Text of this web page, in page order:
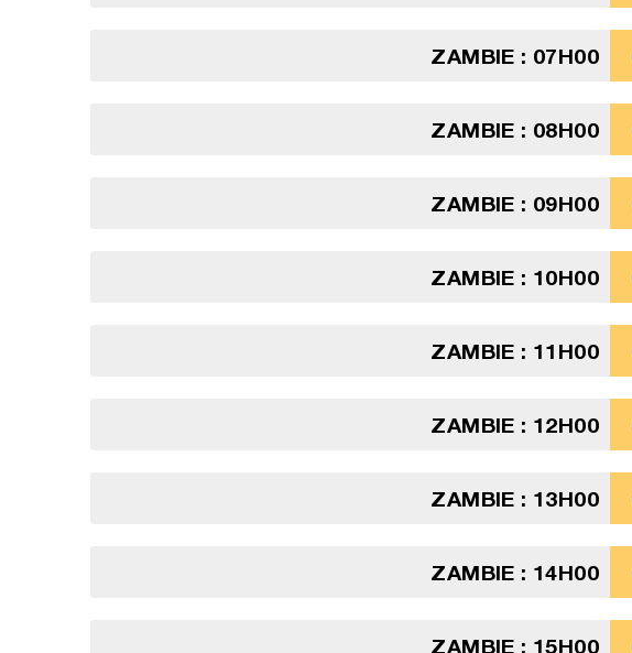
ZAMBIE : 07H00
ZAMBIE : 08H00
ZAMBIE : 09H00
ZAMBIE : 10H00
ZAMBIE : 11H00
ZAMBIE : 12H00
ZAMBIE : 13H00
ZAMBIE : 14H00
ZAMBIE : 15H00